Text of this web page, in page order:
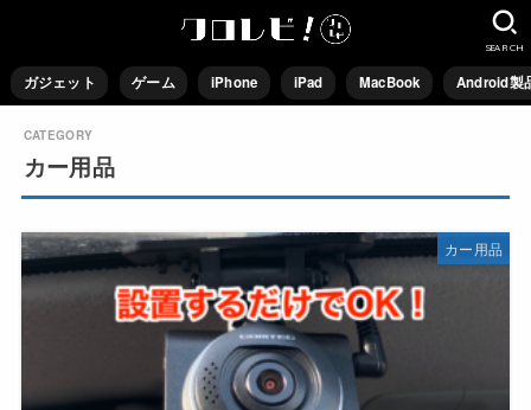
ガジェット ゲーム iPhone iPad MacBook Android製
SEARCH
カー用品
カー用品